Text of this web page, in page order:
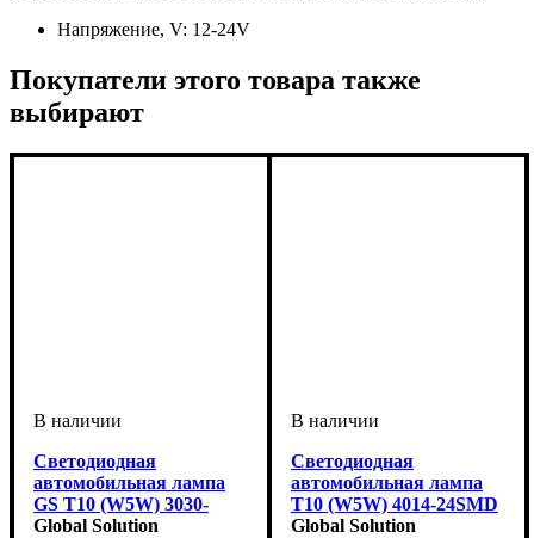
Напряжение, V: 12-24V
Покупатели этого товара также
выбирают
Светодиодная
автомобильная лампа
GS T10 (W5W) 3030-
4SMD CREE 12-24V
Global Solution
Светодиодная
автомобильная лампа
T10 (W5W) 4014-24SMD
12-24V CANBUS White
Global Solution